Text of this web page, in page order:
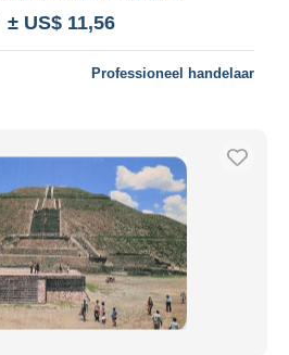
± US$ 11,56
Professioneel handelaar